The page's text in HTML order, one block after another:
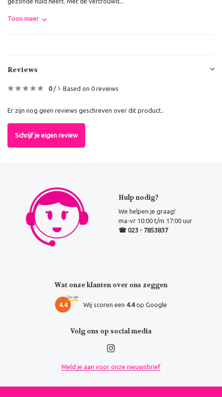
Toon meer
Reviews
0/ 5 Based on 0 reviews
Er zijn nog geen reviews geschreven over dit product..
Schrijf je eigen review
Hulp nodig?
We helpen je graag!
ma-vr 10:00 t/m 17:00 uur
☎ 023 - 7853837
Wat onze klanten over ons zeggen
4.4 Wij scoren een 4.4op Google
Volg ons op social media
Meld je aan voor onze nieuwsbrief